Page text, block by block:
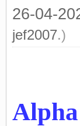
26-04-
jef2007.)
Alpha